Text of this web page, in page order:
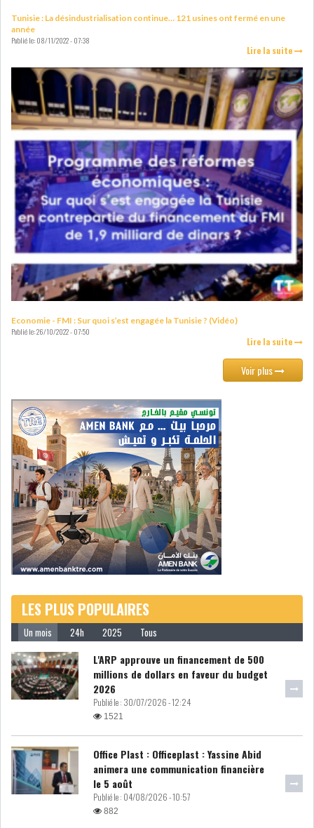
SOCIAL 2021: LES...
RSS
ECONOMIE
ACTUALITÉS
ÉCONOMIQUES
EMPLOI
NOMINATION
ACTUALITÉS DES
SOCIÉTÉS
DEVISES
LOI DE FINANCE
MÉDIAS EDUCATION
TOURISME
DONNÉES
MACROÉCONOMIQUES
DEVISES À 97 JOUR...
CREUSE À NOUVEAU,...
IRADA : PREMIER APPEL À
FONDATION POUR L...
Tunisie : La désindustrialisation continue… 121 usines ont fermé en une
année
Publié le:08/11/2022 - 07:38
Lire la suite
Economie - FMI : Sur quoi s’est engagée la Tunisie ? (Vidéo)
Publié le:26/10/2022 - 07:50
Lire la suite
Voir plus
LES PLUS POPULAIRES
Un mois 24h 2025 Tous
L'ARP approuve un financement de 500
millions de dollars en faveur du budget
2026
Publié le : 30/07/2026 - 12:24
1521
Office Plast : Officeplast : Yassine Abid
animera une communication financière
le 5 août
Publié le : 04/08/2026 - 10:57
882